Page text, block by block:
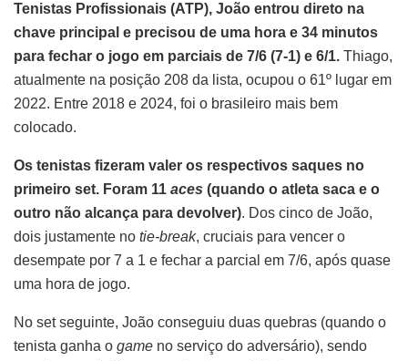
Tenistas Profissionais (ATP), João entrou direto na
chave principal e precisou de uma hora e 34 minutos
para fechar o jogo em parciais de 7/6 (7-1) e 6/1. Thiago,
atualmente na posição 208 da lista, ocupou o 61º lugar em
2022. Entre 2018 e 2024, foi o brasileiro mais bem
colocado.
Os tenistas fizeram valer os respectivos saques no
primeiro set. Foram 11 aces (quando o atleta saca e o
outro não alcança para devolver). Dos cinco de João,
dois justamente no tie-break, cruciais para vencer o
desempate por 7 a 1 e fechar a parcial em 7/6, após quase
uma hora de jogo.
No set seguinte, João conseguiu duas quebras (quando o
tenista ganha o game no serviço do adversário), sendo